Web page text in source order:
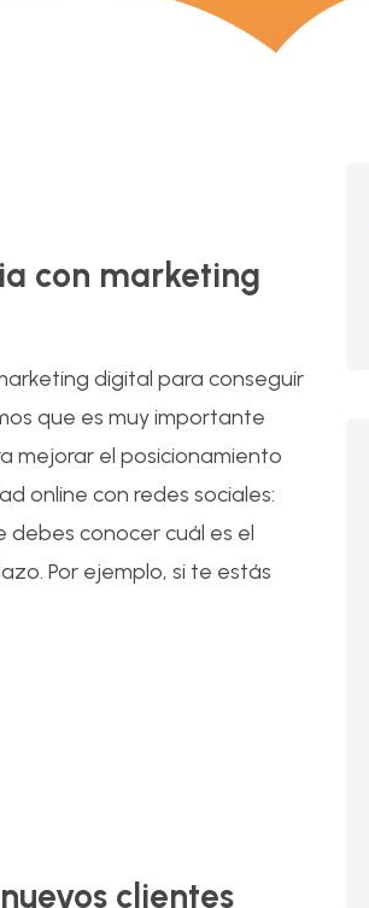
con marketing
digital para conseguir
que es muy importante
mejorar el posicionamiento
online con redes sociales:
debes conocer cuál es el
Por ejemplo, si te estás
clientes